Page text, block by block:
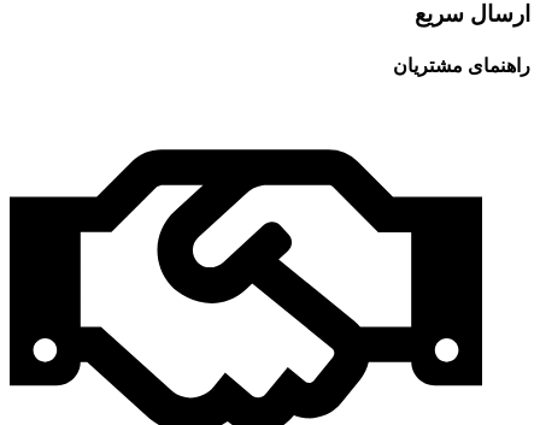
ارسال سریع
راهنمای مشتریان